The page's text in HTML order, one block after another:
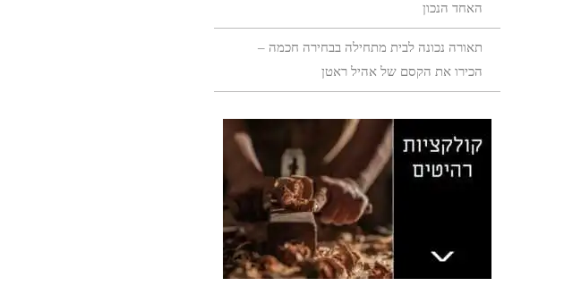
האחד הנכון
תאורה נכונה לבית מתחילה בבחירה חכמה –
הכירו את הקסם של אהיל ראטן